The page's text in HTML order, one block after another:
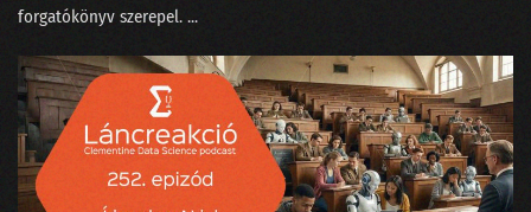
104 - Tavaszi zuhanyhíradó
103 - A legújabb data science címkék kiakasztják a bullshit-métert
102 - Felszikrázott az AGI a GPT-4-ben
forgatókönyv szerepel. ...